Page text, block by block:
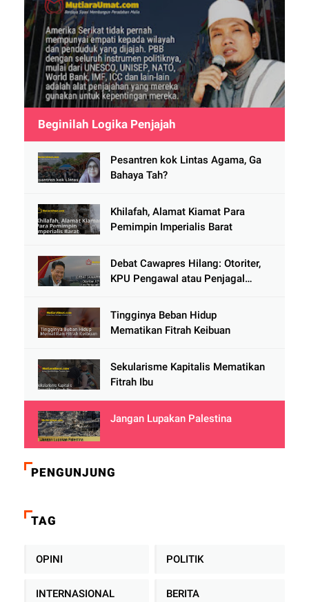
Beginilah Logika Penjajah
Pesantren kok Lintas Agama, Ga
Bahaya Tah?
Khilafah, Alamat Kiamat Para
Pemimpin Imperialis Barat
Debat Cawapres Hilang: Otoriter,
KPU Pengawal atau Penjagal
Tingginya Beban Hidup
Mematikan Fitrah Keibuan
Sekularisme Kapitalis Mematikan
Fitrah Ibu
Jangan Lupakan Palestina
PENGUNJUNG
TAG
OPINI POLITIK
INTERNASIONAL BERITA